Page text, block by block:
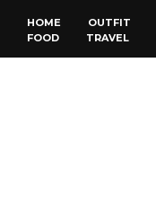
HOME OUTFIT
FOOD
TRAVEL